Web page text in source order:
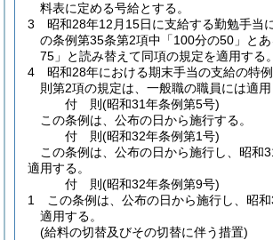
料表に定める号給とする。
3
昭和28年12月15日に支給する勤勉手当
の条例第35条第2項中「100分の50」と
75」と読み替えて同項の規定を適用する。
4
昭和28年における期末手当の支給の特
則第2項の規定は、一般職の職員には適用
付 則(昭和31年条例第5号)
この条例は、公布の日から施行する。
付 則(昭和32年条例第1号)
この条例は、公布の日から施行し、昭和
適用する。
付 則(昭和32年条例第9号)
1
この条例は、公布の日から施行し、昭
適用する。
(給料の切替及びその切替に伴う措置)